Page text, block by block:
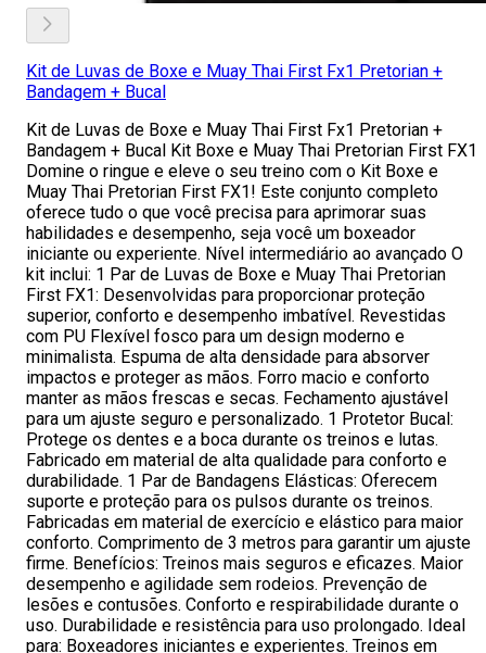
Kit de Luvas de Boxe e Muay Thai First Fx1 Pretorian +
Bandagem + Bucal
Kit de Luvas de Boxe e Muay Thai First Fx1 Pretorian +
Bandagem + Bucal Kit Boxe e Muay Thai Pretorian First FX1
Domine o ringue e eleve o seu treino com o Kit Boxe e
Muay Thai Pretorian First FX1! Este conjunto completo
oferece tudo o que você precisa para aprimorar suas
habilidades e desempenho, seja você um boxeador
iniciante ou experiente. Nível intermediário ao avançado O
kit inclui: 1 Par de Luvas de Boxe e Muay Thai Pretorian
First FX1: Desenvolvidas para proporcionar proteção
superior, conforto e desempenho imbatível. Revestidas
com PU Flexível fosco para um design moderno e
minimalista. Espuma de alta densidade para absorver
impactos e proteger as mãos. Forro macio e conforto
manter as mãos frescas e secas. Fechamento ajustável
para um ajuste seguro e personalizado. 1 Protetor Bucal:
Protege os dentes e a boca durante os treinos e lutas.
Fabricado em material de alta qualidade para conforto e
durabilidade. 1 Par de Bandagens Elásticas: Oferecem
suporte e proteção para os pulsos durante os treinos.
Fabricadas em material de exercício e elástico para maior
conforto. Comprimento de 3 metros para garantir um ajuste
firme. Benefícios: Treinos mais seguros e eficazes. Maior
desempenho e agilidade sem rodeios. Prevenção de
lesões e contusões. Conforto e respirabilidade durante o
uso. Durabilidade e resistência para uso prolongado. Ideal
para: Boxeadores iniciantes e experientes. Treinos em